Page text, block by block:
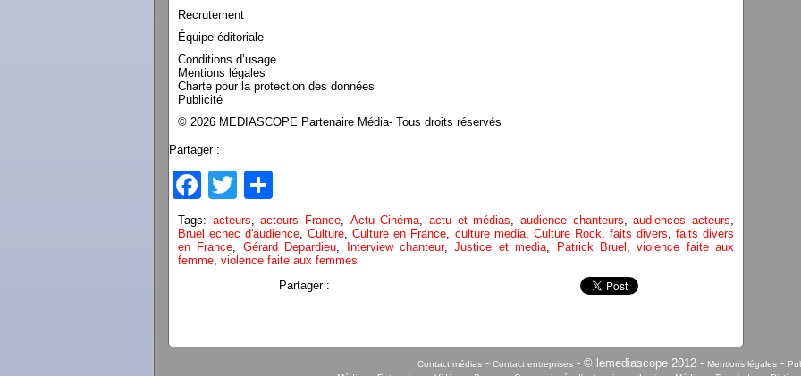
Recrutement
Équipe éditoriale
Conditions d’usage
Mentions légales
Charte pour la protection des données
Publicité
© 2026 MEDIASCOPE Partenaire Média- Tous droits réservés
Partager :
Facebook
Twitter
Tags: acteurs ,acteurs France Actu Cinéma ,actu et médias ,audience chanteurs ,audiences acteurs
Bruel echec d'audience ,Culture ,Culture en France culture media, Culture Rock faits divers ,faits divers
en France
Gérard Depardieu Interview chanteur,Justice et media Patrick Bruel ,violence faite aux
femme violence faite aux femmes
Partager :
Contact médias- Contact entreprises- © lemediascope 2012 - Mentions légales-